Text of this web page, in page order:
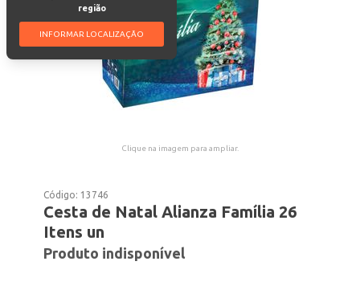
região
INFORMAR LOCALIZAÇÃO
Clique na imagem para ampliar.
Código: 13746
Cesta de Natal Alianza Família 26
Itens un
Produto indisponível